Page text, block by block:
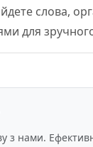
слова,
для
з нами.